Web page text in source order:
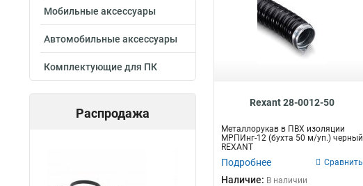
Мобильные аксессуары
Автомобильные аксессуары
Комплектующие для ПК
Распродажа
Rexant 28-0012-50
Металлорукав в ПВХ изоляции
МРПИнг-12 (бухта 50 м/уп.) черный
REXANT
Подробнее Сравнить
Наличие: В наличии